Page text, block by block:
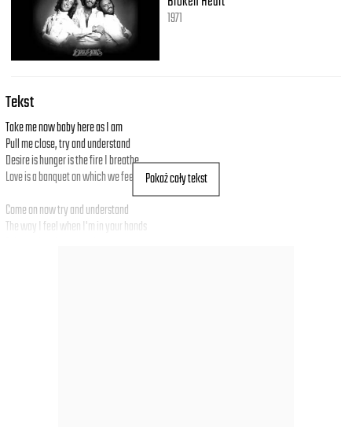
1971
Tekst
Pokaż cały tekst
Take me now baby here as I am
Pull me close, try and understand
Desire is hunger is the fire I breathe
Love is a banquet on which we feed
Come on now try and understand
The way I feel when I'm in your hands